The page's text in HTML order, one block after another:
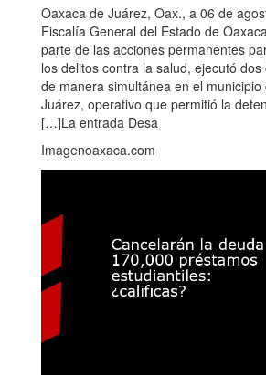
Oaxaca de Juárez, Oax., a 06 de
Fiscalía General del Estado de
parte de las acciones permanentes
los delitos contra la salud, ejecutó
de manera simultánea en el municipio
Juárez, operativo que permitió la
[…]La entrada Desa
Imagenoaxaca.com